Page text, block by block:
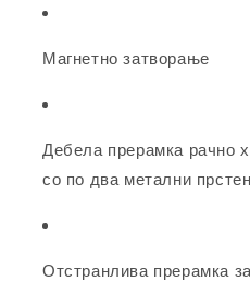
Магнетно затворање
Дебела прерамка рачно
со по два метални
Отстранлива прерамка